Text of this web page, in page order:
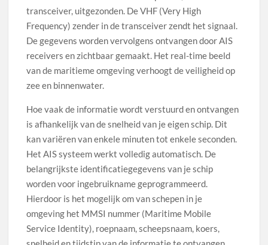
transceiver, uitgezonden. De VHF (Very High
Frequency) zender in de transceiver zendt het signaal.
De gegevens worden vervolgens ontvangen door AIS
receivers en zichtbaar gemaakt. Het real-time beeld
van de maritieme omgeving verhoogt de veiligheid op
zee en binnenwater.
Hoe vaak de informatie wordt verstuurd en ontvangen
is afhankelijk van de snelheid van je eigen schip. Dit
kan variëren van enkele minuten tot enkele seconden.
Het AIS systeem werkt volledig automatisch. De
belangrijkste identificatiegegevens van je schip
worden voor ingebruikname geprogrammeerd.
Hierdoor is het mogelijk om van schepen in je
omgeving het MMSI nummer (Maritime Mobile
Service Identity), roepnaam, scheepsnaam, koers,